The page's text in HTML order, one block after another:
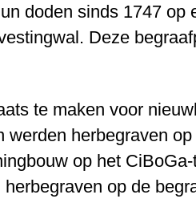
doden sinds 1747 op
Deze
te maken voor
herbegraven
op het
op de